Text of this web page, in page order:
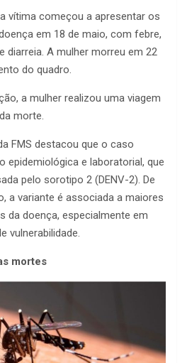
vítima começou a apresentar os
em 18 de maio, com febre,
diarreia. A mulher morreu em 22
do quadro.
a mulher realizou uma viagem
morte.
FMS destacou que o caso
epidemiológica e laboratorial, que
pelo sorotipo 2 (DENV-2). De
a variante é associada a maiores
da doença, especialmente em
vulnerabilidade.
mortes